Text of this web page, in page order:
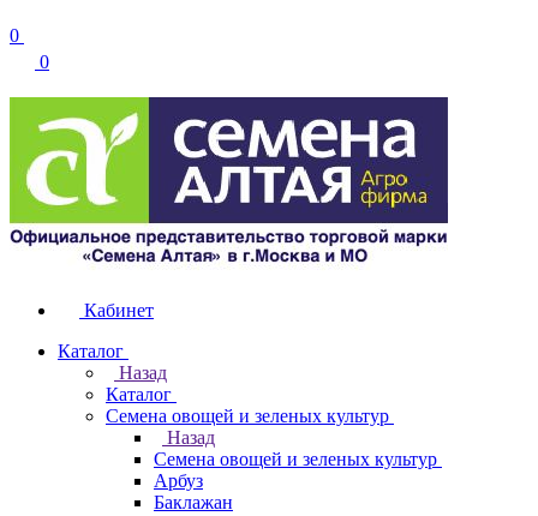
0
0
Кабинет
Каталог
Назад
Каталог
Семена овощей и зеленых культур
Назад
Семена овощей и зеленых культур
Арбуз
Баклажан